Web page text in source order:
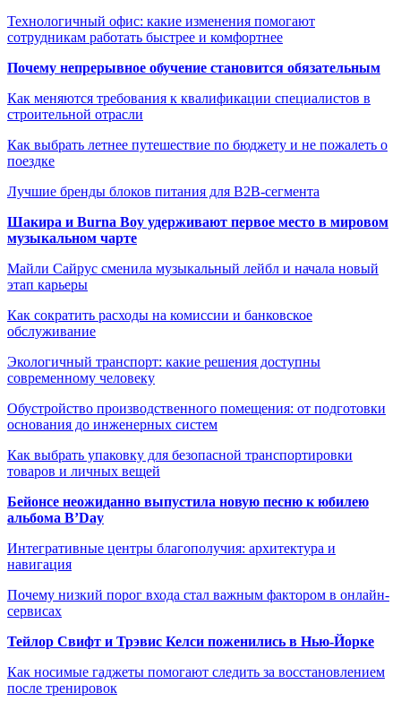
Технологичный офис: какие изменения помогают
сотрудникам работать быстрее и комфортнее
Почему непрерывное обучение становится обязательным
Как меняются требования к квалификации специалистов в
строительной отрасли
Как выбрать летнее путешествие по бюджету и не пожалеть о
поездке
Лучшие бренды блоков питания для B2B-сегмента
Шакира и Burna Boy удерживают первое место в мировом
музыкальном чарте
Майли Сайрус сменила музыкальный лейбл и начала новый
этап карьеры
Как сократить расходы на комиссии и банковское
обслуживание
Экологичный транспорт: какие решения доступны
современному человеку
Обустройство производственного помещения: от подготовки
основания до инженерных систем
Как выбрать упаковку для безопасной транспортировки
товаров и личных вещей
Бейонсе неожиданно выпустила новую песню к юбилею
альбома B’Day
Интегративные центры благополучия: архитектура и
навигация
Почему низкий порог входа стал важным фактором в онлайн-
сервисах
Тейлор Свифт и Трэвис Келси поженились в Нью-Йорке
Как носимые гаджеты помогают следить за восстановлением
после тренировок